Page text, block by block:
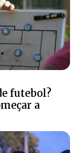
futebol?
a